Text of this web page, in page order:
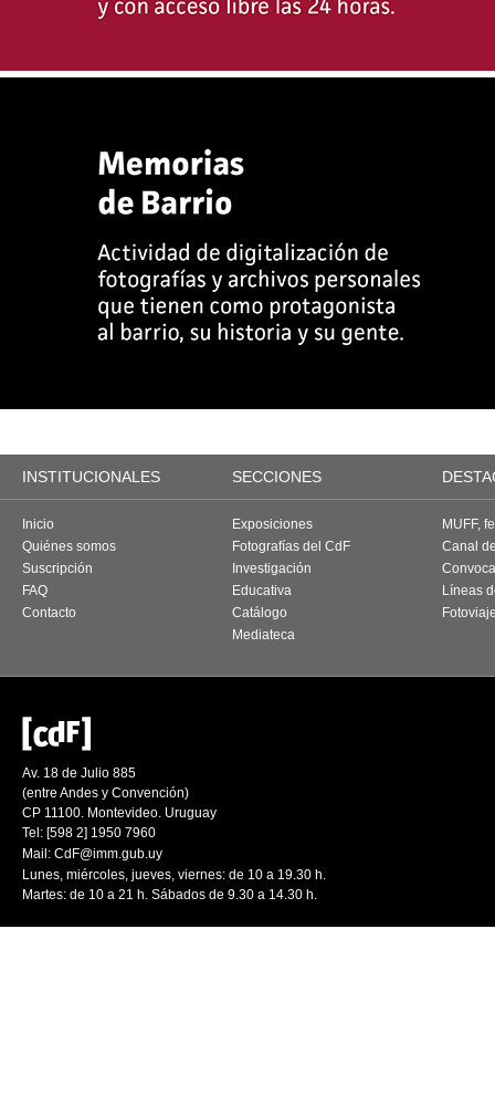
INSTITUCIONALES SECCIONES
Inicio
Quiénes somos
Suscripción
FAQ
Contacto
Exposiciones
Fotografías del CdF
Investigación
Educativa
Catálogo
Mediateca
MUFF,
Canal
Líneas
Av. 18 de Julio 885
(entre Andes y Convención)
CP 11100. Montevideo. Uruguay
Tel: [598 2] 1950 7960
Mail: CdF@imm.gub.uy
Lunes, miércoles, jueves, viernes: de 10 a 19.30 h.
Martes: de 10 a 21 h. Sábados de 9.30 a 14.30 h.